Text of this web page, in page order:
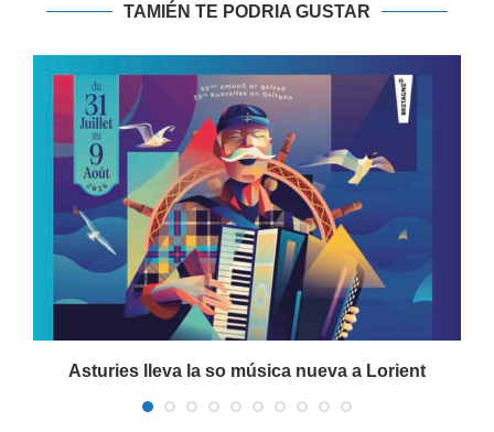
TAMIÉN TE PODRIA GUSTAR
Asturies lleva la so música nueva a Lorient